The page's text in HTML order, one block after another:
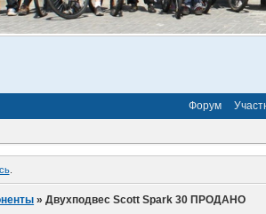
Форум
.
»Двухподвес Scott Spark 30 ПРОДАНО